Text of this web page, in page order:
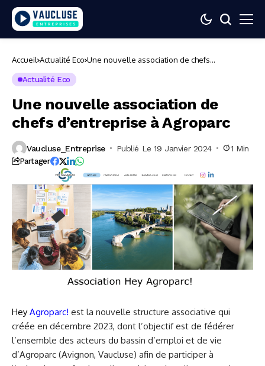
Accueil Actualité Eco Une nouvelle association de chefs
Actualité Eco
Une nouvelle association de
chefs d’entreprise à Agroparc
Vaucluse_Entreprise Publié Le 19 Janvier 2024 1 Min
Partager
Hey Agroparc! est la nouvelle structure associative qui
créée en décembre 2023, dont l’objectif est de fédérer
l’ensemble des acteurs du bassin d’emploi et de vie
d’Agroparc (Avignon, Vaucluse) afin de participer à